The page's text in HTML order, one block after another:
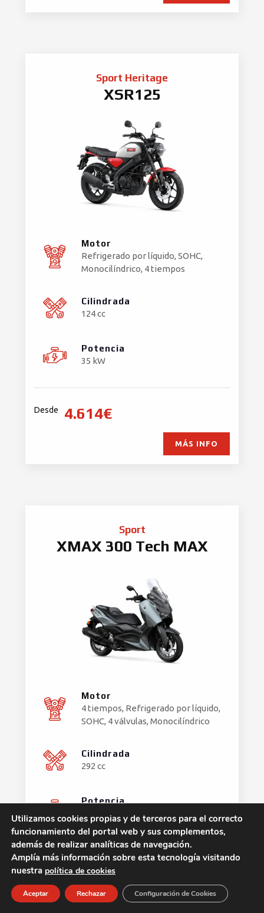
Sport Heritage
XSR125
Motor
Refrigerado por líquido, SOHC,
Monocilíndrico, 4 tiempos
Cilindrada
124 cc
Potencia
35 kW
Desde 4.614€
MÁS INFO
Sport
XMAX 300 Tech MAX
Motor
4 tiempos, Refrigerado por líquido,
SOHC, 4 válvulas, Monocilíndrico
Cilindrada
292 cc
Potencia
Desde 5.996€
MÁS INFO
Utilizamos cookies propias y de terceros para el correcto
funcionamiento del portal web y sus complementos,
además de realizar analíticas de navegación.
Amplía más información sobre esta tecnología visitando
nuestra política de cookies
Aceptar Rechazar Configuración de Cookies